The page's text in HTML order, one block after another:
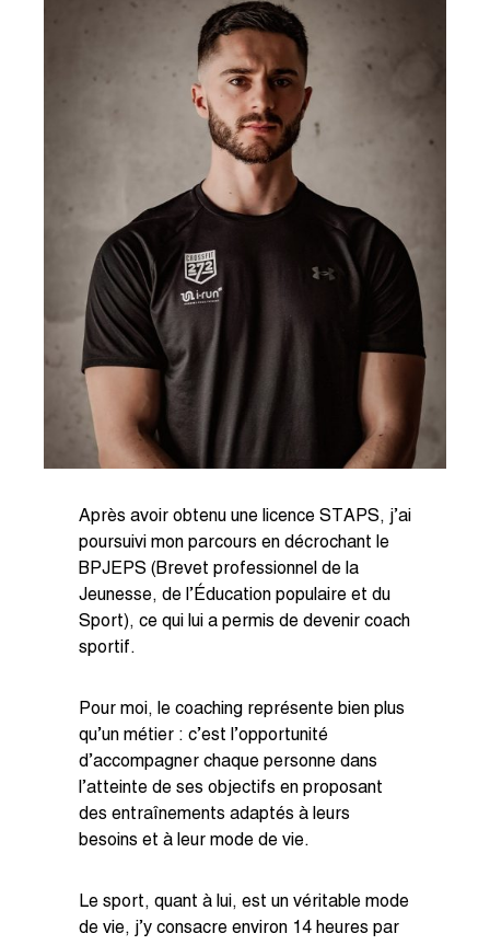
Après avoir obtenu une licence STAPS, j’ai
poursuivi mon parcours en décrochant le
BPJEPS (Brevet professionnel de la
Jeunesse, de l’Éducation populaire et du
Sport), ce qui lui a permis de devenir coach
sportif.
Pour moi, le coaching représente bien plus
qu’un métier : c’est l’opportunité
d’accompagner chaque personne dans
l’atteinte de ses objectifs en proposant
des entraînements adaptés à leurs
besoins et à leur mode de vie.
Le sport, quant à lui, est un véritable mode
de vie, j’y consacre environ 14 heures par